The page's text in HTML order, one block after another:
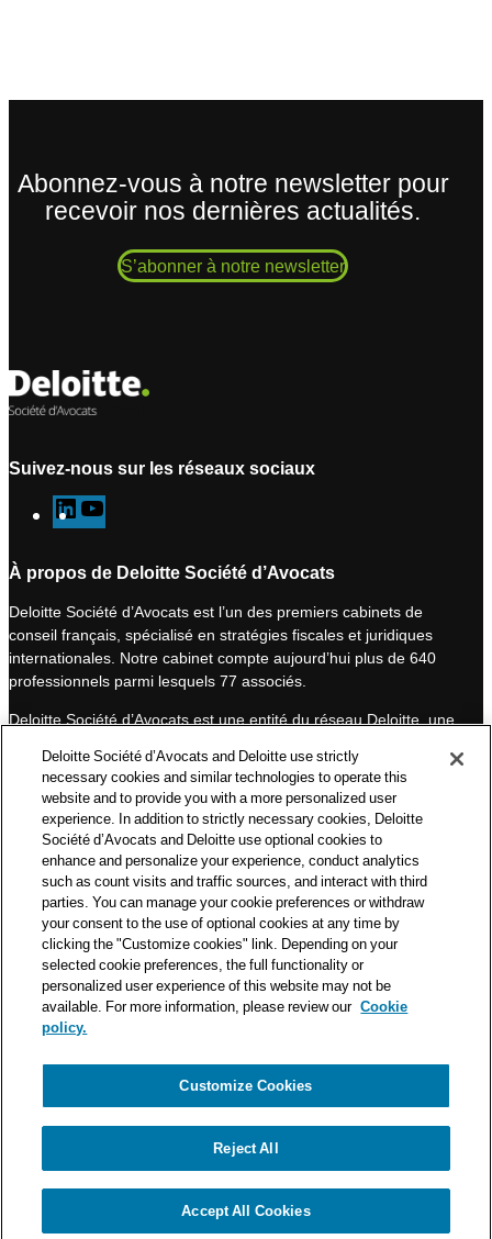
Abonnez-vous à notre newsletter pour
recevoir nos dernières actualités.
S’abonner à notre newsletter
Suivez-nous sur les réseaux sociaux
L
i
k
e
d
I
n
o
T
u
b
e
À propos de Deloitte Société d’Avocats
Deloitte Société d’Avocats est l’un des premiers cabinets de
conseil français, spécialisé en stratégies fiscales et juridiques
internationales. Notre cabinet compte aujourd’hui plus de 640
professionnels parmi lesquels 77 associés.
Deloitte Société d’Avocats est une entité du réseau Deloitte, une
professionnels et à ce titre, travaille avec les 50 000 fiscalistes
et juristes de Deloitte situés dans 150 pays.
Les informations contenues sur ce blog ont pour objectif
d’informer ses lecteurs de manière générale. Elles ne peuvent
en aucun cas se substituer à un conseil délivré par un
professionnel en fonction d’une situation donnée. Un soin
particulier est apporté à la rédaction de nos articles, néanmoins
Deloitte Société d’Avocats décline toute responsabilité relative
aux éventuelles erreurs et omissions qu’ils pourraient contenir.​
Politique de confidentialité
Mentions légales
© Deloitte Société d’Avocats. Une entité du réseau Deloitte.
Deloitte Société d’Avocats and Deloitte use strictly
necessary cookies and similar technologies to operate this
website and to provide you with a more personalized user
experience. In addition to strictly necessary cookies, Deloitte
Société d’Avocats and Deloitte use optional cookies to
enhance and personalize your experience, conduct analytics
such as count visits and traffic sources, and interact with third
parties. You can manage your cookie preferences or withdraw
your consent to the use of optional cookies at any time by
clicking the "Customize cookies" link. Depending on your
selected cookie preferences, the full functionality or
personalized user experience of this website may not be
available. For more information, please review our Cookie
policy.
Customize Cookies
Reject All
Accept All Cookies